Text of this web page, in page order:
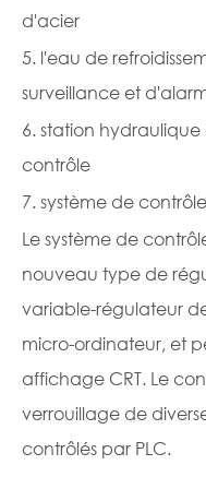
d'acier
5. l'eau de
surveillance et
6. station
contrôle
7. système de
Le système de
nouveau type de
variable-régulateur
micro-ordinateur, et
affichage CRT. Le
verrouillage de
contrôlés par PLC.